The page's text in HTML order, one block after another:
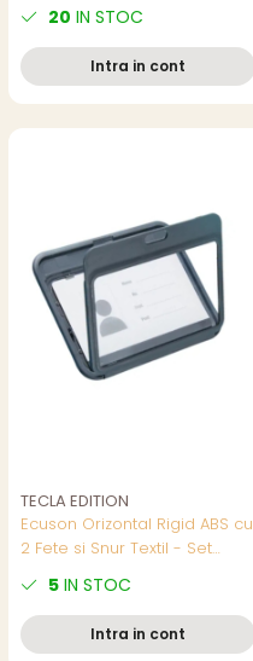
lungime 450mm, latime 10
mm, Model 8352
20 IN STOC
Intra in cont
TECLA EDITION
Ecuson Orizontal Rigid ABS cu
2 Fete si Snur Textil - Set
Dublu, Model EF420, Culori
Asortate
5 IN STOC
Intra in cont